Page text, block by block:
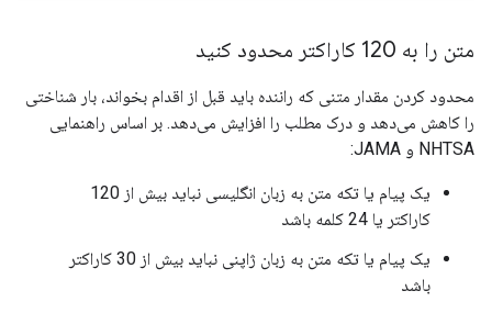
متن را به 120 کاراکتر محدود کنید
محدود کردن مقدار متنی که راننده باید قبل از اقدام بخواند، بار شناختی
را کاهش می‌دهد و درک مطلب را افزایش می‌دهد. بر اساس راهنمایی
NHTSA و JAMA:
یک پیام یا تکه متن به زبان انگلیسی نباید بیش از 120
کاراکتر یا 24 کلمه باشد
یک پیام یا تکه متن به زبان ژاپنی نباید بیش از 30 کاراکتر
باشد